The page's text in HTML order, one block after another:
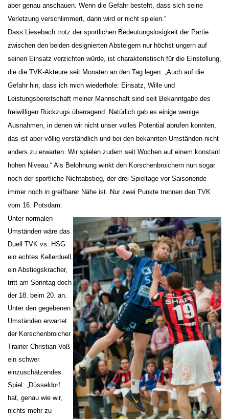
aber genau anschauen. Wenn die Gefahr besteht, dass sich seine
Verletzung verschlimmert, dann wird er nicht spielen.“
Dass Liesebach trotz der sportlichen Bedeutungslosigkeit der Partie
zwischen den beiden designierten Absteigern nur höchst ungern auf
seinen Einsatz verzichten würde, ist charakteristisch für die Einstellung,
die die TVK-Akteure seit Monaten an den Tag legen: „Auch auf die
Gefahr hin, dass ich mich wiederhole: Einsatz, Wille und
Leistungsbereitschaft meiner Mannschaft sind seit Bekanntgabe des
freiwilligen Rückzugs überragend. Natürlich gab es einige wenige
Ausnahmen, in denen wir nicht unser volles Potential abrufen konnten,
das ist aber völlig verständlich und bei den bekannten Umständen nicht
anders zu erwarten. Wir spielen zudem seit Wochen auf einem konstant
hohen Niveau.“ Als Belohnung winkt den Korschenbroichern nun sogar
noch der sportliche Nichtabstieg, der drei Spieltage vor Saisonende
immer noch in greifbarer Nähe ist. Nur zwei Punkte trennen den TVK
vom 16. Potsdam.
Unter normalen
Umständen wäre das
Duell TVK vs. HSG
ein echtes Kellerduell,
ein Abstiegskracher,
tritt am Sonntag doch
der 18. beim 20. an.
Unter den gegebenen
Umständen erwartet
der Korschenbroicher
Trainer Christian Voß
ein schwer
einzuschätzendes
Spiel: „Düsseldorf
hat, genau wie wir,
nichts mehr zu